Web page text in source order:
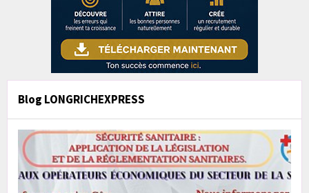
Blog LONGRICHEXPRESS